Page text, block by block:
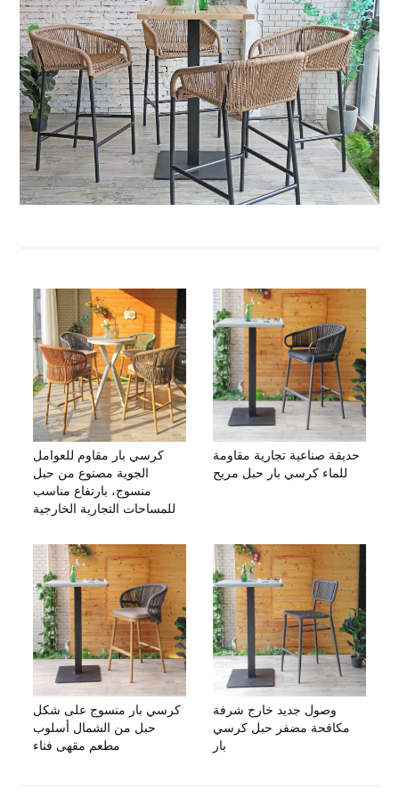
كرسي بار مقاوم للعوامل
الجوية مصنوع من حبل
منسوج، بارتفاع مناسب
للمساحات التجارية الخارجية
حديقة صناعية تجارية مقاومة
للماء كرسي بار حبل مريح
كرسي بار منسوج على شكل
حبل من الشمال أسلوب
مطعم مقهى فناء
وصول جديد خارج شرفة
مكافحة مضفر حبل كرسي
بار